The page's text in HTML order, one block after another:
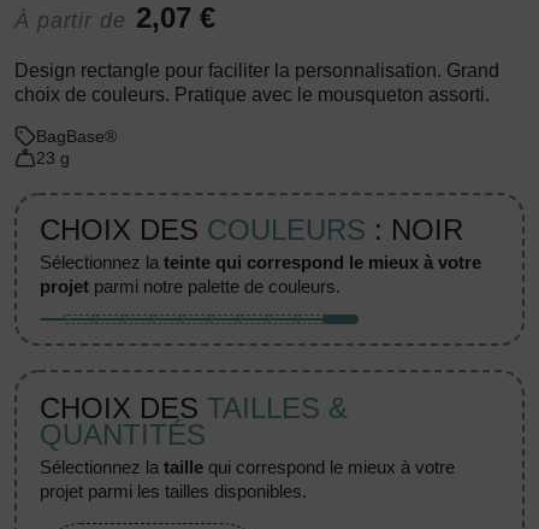
À partir de 2,07 €
Design rectangle pour faciliter la personnalisation. Grand
choix de couleurs. Pratique avec le mousqueton assorti.
BagBase®
23 g
CHOIX DES COULEURS : NOIR
sélectionnez lateinte qui correspond le mieux à votre
projet parmi notre palette de couleurs.
CHOIX DES TAILLES &
QUANTITÉS
sélectionnez lataille qui correspond le mieux à votre
projet parmi les tailles disponibles.